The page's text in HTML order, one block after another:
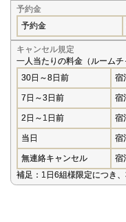
予約金
予約金
キャンセル規定
一人当たりの料金（ルームチ
30日～8日前
宿
7日～3日前 宿
2日～1日前 宿
当日 宿
無連絡キャンセル
宿
補足：1日6組様限定につき